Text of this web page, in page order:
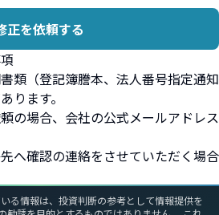
正を依頼する
類（登記簿謄本、法人番号指定通知
ります。
の場合、会社の公式メールアドレス
へ確認の連絡をさせていただく場合
る情報は、投資判断の参考として情報提供を